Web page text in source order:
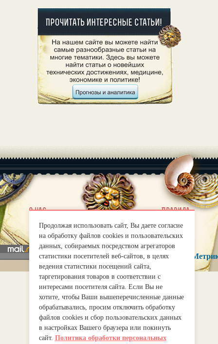
О нас |
Правила
mirprognoz@mail.ru
Продолжая использовать сайт, Вы даете согласие
на обработку файлов cookies и пользовательских
данных, собираемых посредством агрегаторов
статистики посетителей веб-сайтов, в целях
ведения статистики посещений сайта,
таргетирования товаров в соответствии с
интересами посетителя сайта. Если Вы не
хотите, чтобы Ваши вышеперечисленные данные
обрабатывались, просим отключить обработку
файлов cookies и сбор пользовательских данных
в настройках Вашего браузера или покинуть
сайт. Политика обработки персональных